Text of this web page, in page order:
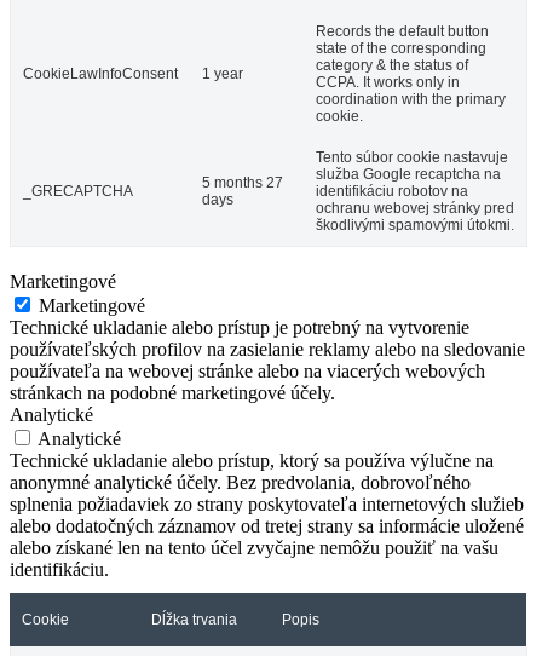
CookieLawInfoConsent 1 year
Records the default button
state of the corresponding
category & the status of
CCPA. It works only in
coordination with the primary
cookie.
_GRECAPTCHA
5 months 27
days
Tento súbor cookie nastavuje
služba Google recaptcha na
identifikáciu robotov na
ochranu webovej stránky pred
škodlivými spamovými útokmi.
Marketingové
Marketingové
Technické ukladanie alebo prístup je potrebný na vytvorenie
používateľských profilov na zasielanie reklamy alebo na sledovanie
používateľa na webovej stránke alebo na viacerých webových
stránkach na podobné marketingové účely.
Analytické
Analytické
Technické ukladanie alebo prístup, ktorý sa používa výlučne na
anonymné analytické účely. Bez predvolania, dobrovoľného
splnenia požiadaviek zo strany poskytovateľa internetových služieb
alebo dodatočných záznamov od tretej strany sa informácie uložené
alebo získané len na tento účel zvyčajne nemôžu použiť na vašu
identifikáciu.
Cookie Dĺžka trvania Popis